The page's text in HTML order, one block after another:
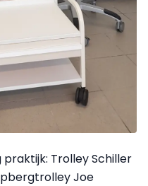
Trolley Schiller
Joe